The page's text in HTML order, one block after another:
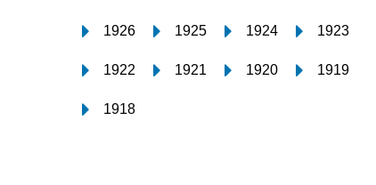
1926 1925 1924 1923
1922 1921 1920 1919
1918